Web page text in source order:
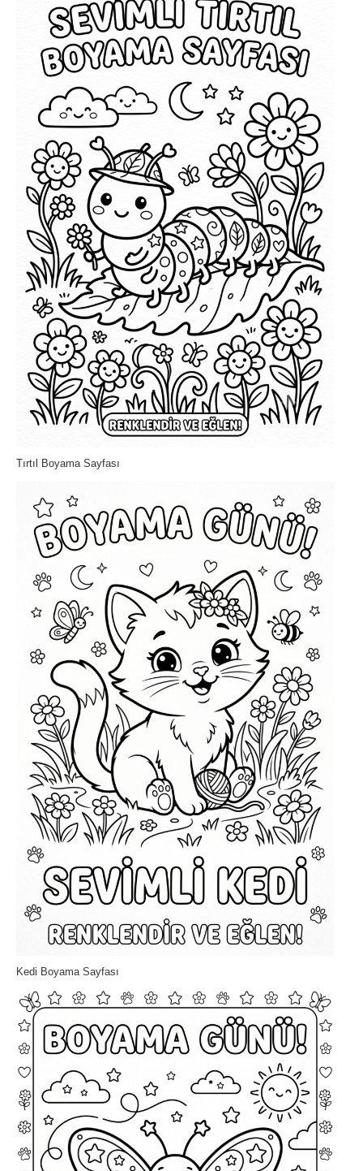
Tırtıl Boyama Sayfası
Kedi Boyama Sayfası